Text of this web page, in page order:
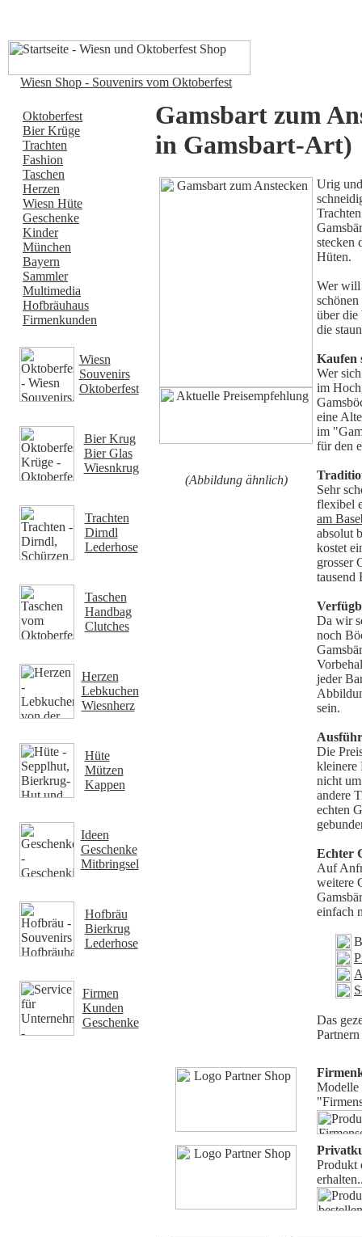
Wiesn Shop - Souvenirs vom Oktoberfest
Oktoberfest
Bier Krüge
Trachten
Fashion
Taschen
Herzen
Wiesn Hüte
Geschenke
Kinder
München
Bayern
Sammler
Multimedia
Hofbräuhaus
Firmenkunden
Wiesn
Souvenirs
Oktoberfest
Bier Krug
Bier Glas
Wiesnkrug
Trachten
Dirndl
Lederhose
Taschen
Handbag
Clutches
Herzen
Lebkuchen
Wiesnherz
Hüte
Mützen
Kappen
Ideen
Geschenke
Mitbringsel
Hofbräu
Bierkrug
Lederhose
Firmen
Kunden
Geschenke
Gamsbart zum
in Gamsbart-Art)
(Abbildung ähnlich)
Urig
stecken
Hüten.
Wer will
über die
die
Kaufen
Wer
im
eine
im
für den
Sehr
flexibel
am
absolut
kostet
grosser
tausend
Da wir
noch
jeder
sein.
Die
kleinere
nicht
andere
echten
Echter
Auf
weitere
einfach
Das
Modelle
Produkt